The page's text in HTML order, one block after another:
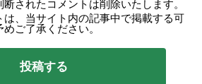
されたコメントは削除いたします。
は、当サイト内の記事中で掲載する可
ご了承ください。